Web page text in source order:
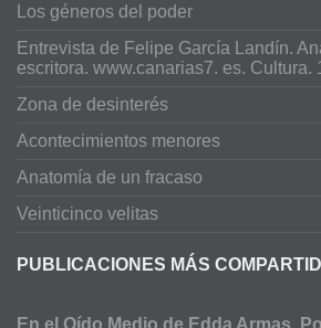
Los géneros del poder
Entrevista de Felipe García Landín.
escritora. www.canarias7. es. Cultura.
Zona de desinterés
Acontecimientos menores
Anatomía de un fracaso
Veinticinco velitas
PUBLICACIONES MÁS
En el Oído Medio de Edda Armas.